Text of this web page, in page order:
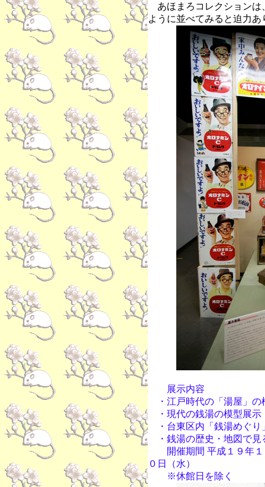
あほまろコレクションは
ように並べてみると迫力あ
展示内容
・江戸時代の「湯屋」の
・現代の銭湯の模型展示
・台東区内「銭湯めぐり
・銭湯の歴史・地図で
開催期間 平成１９年１
０日（水）
※休館日を除く